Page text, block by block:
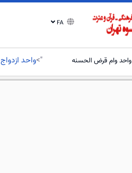
واحد وام قرض الحسنه ">واحد ازدواج